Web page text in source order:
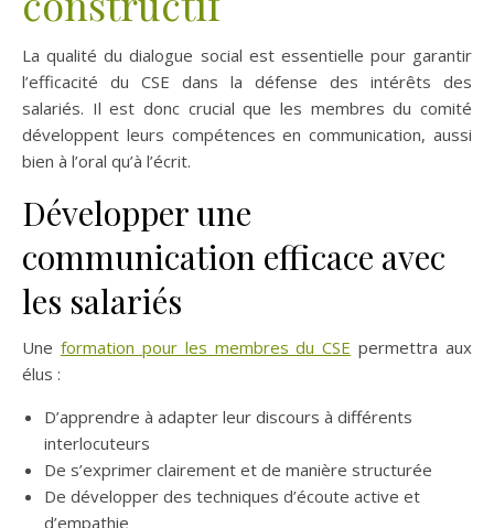
La qualité du dialogue social est essentielle pour garantir
l’efficacité du CSE dans la défense des intérêts des
salariés. Il est donc crucial que les membres du comité
développent leurs compétences en communication, aussi
bien à l’oral qu’à l’écrit.
Développer une
communication efficace avec
les salariés
Une formation pour les membres du CSE permettra aux
élus :
D’apprendre à adapter leur discours à différents
interlocuteurs
De s’exprimer clairement et de manière structurée
De développer des techniques d’écoute active et
d’empathie